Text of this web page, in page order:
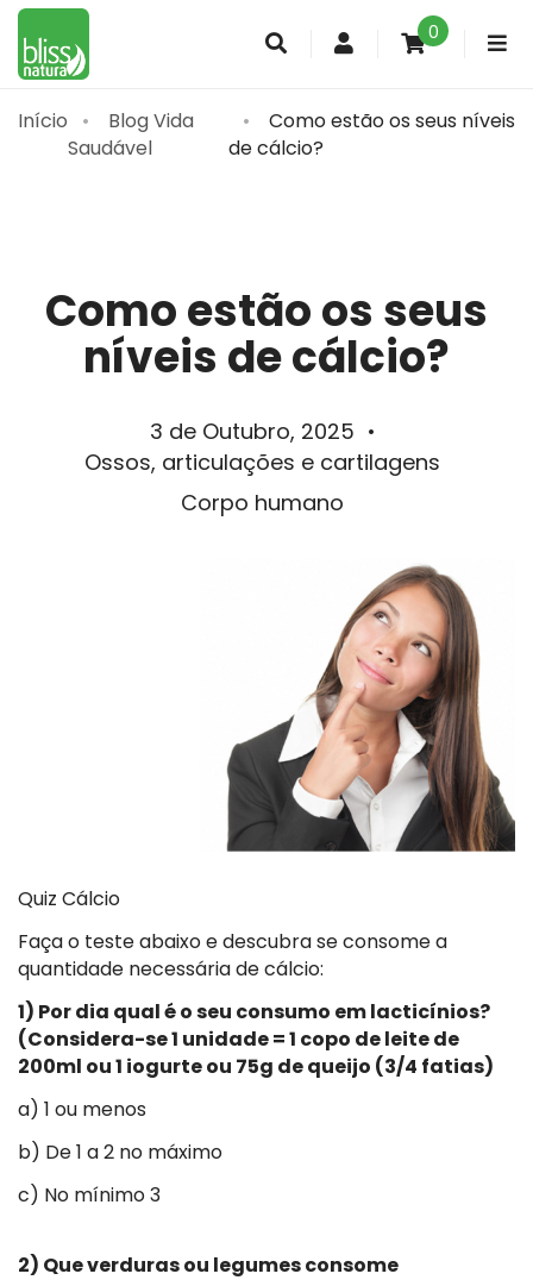
Conta 0
Início
Blog Vida
Saudável
Como estão os seus níveis
de cálcio?
Como estão os seus
níveis de cálcio?
3 de Outubro, 2025 •
Ossos, articulações e cartilagens
Corpo humano
Quiz Cálcio
Faça o teste abaixo e descubra se consome a
quantidade necessária de cálcio:
1) Por dia qual é o seu consumo em lacticínios?
(Considera-se 1 unidade = 1 copo de leite de
200ml ou 1 iogurte ou 75g de queijo (3/4 fatias)
a) 1 ou menos
b) De 1 a 2 no máximo
c) No mínimo 3
2) Que verduras ou legumes consome